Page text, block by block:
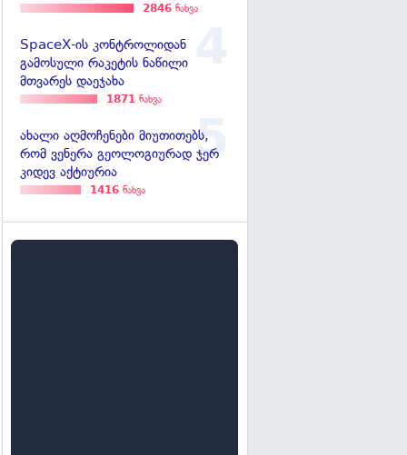
2846 ნახვა
SpaceX-ის კონტროლიდან
გამოსული რაკეტის ნაწილი
მთვარეს დაეჯახა
1871 ნახვა
ახალი აღმოჩენები მიუთითებს,
რომ ვენერა გეოლოგიურად ჯერ
კიდევ აქტიურია
1416 ნახვა